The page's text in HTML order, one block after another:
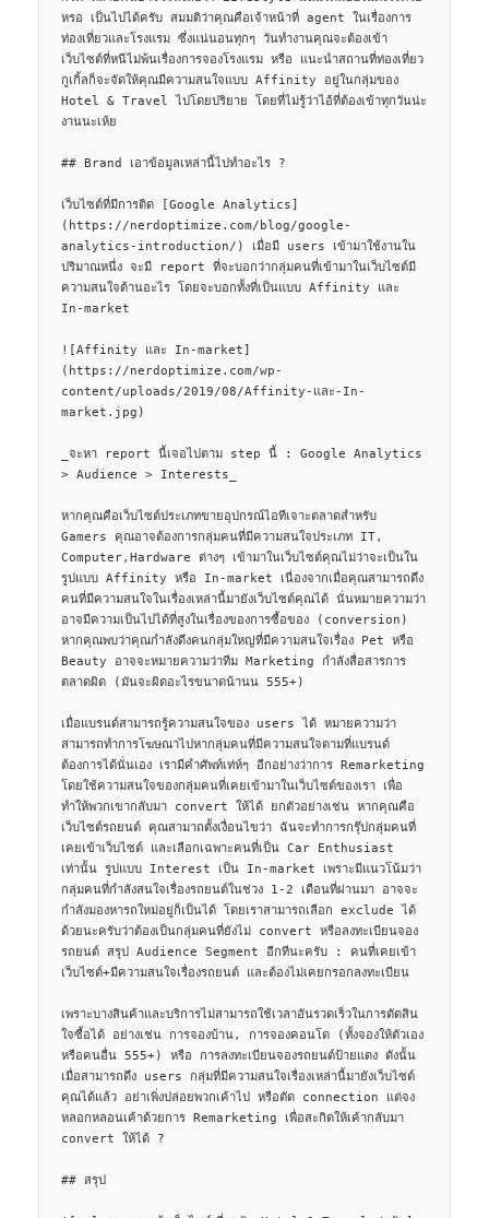
หรอ เป็นไปได้ครับ สมมติว่าคุณคือเจ้าหน้าที่ agent ในเรื่องการ
ท่องเที่ยวและโรงแรม ซึ่งแน่นอนทุกๆ วันทำงานคุณจะต้องเข้า
เว็บไซต์ที่หนีไม่พ้นเรื่องการจองโรงแรม หรือ แนะนำสถานที่ท่องเที่ยว
กูเกิ้ลก็จะจัดให้คุณมีความสนใจแบบ Affinity อยู่ในกลุ่มของ
Hotel & Travel ไปโดยปริยาย โดยที่ไม่รู้ว่าไอ้ที่ต้องเข้าทุกวันน่ะ
งานนะเห้ย
## Brand เอาข้อมูลเหล่านี้ไปทำอะไร ?
เว็บไซต์ที่มีการติด [Google Analytics]
(https://nerdoptimize.com/blog/google-
analytics-introduction/) เมื่อมี users เข้ามาใช้งานใน
ปริมาณหนึ่ง จะมี report ที่จะบอกว่ากลุ่มคนที่เข้ามาในเว็บไซต์มี
ความสนใจด้านอะไร โดยจะบอกทั้งที่เป็นแบบ Affinity และ
In-market
![Affinity และ In-market]
(https://nerdoptimize.com/wp-
content/uploads/2019/08/Affinity-และ-In-
market.jpg)
_จะหา report นี้เจอไปตาม step นี้ : Google Analytics
> Audience > Interests_
หากคุณคือเว็บไซต์ประเภทขายอุปกรณ์ไอทีเจาะตลาดสำหรับ
Gamers คุณอาจต้องการกลุ่มคนที่มีความสนใจประเภท IT,
Computer,Hardware ต่างๆ เข้ามาในเว็บไซต์คุณไม่ว่าจะเป็นใน
รูปแบบ Affinity หรือ In-market เนื่องจากเมื่อคุณสามารถดึง
คนที่มีความสนใจในเรื่องเหล่านี้มายังเว็บไซต์คุณได้ นั่นหมายความว่า
อาจมีความเป็นไปได้ที่สูงในเรื่องของการซื้อของ (conversion)
หากคุณพบว่าคุณกำลังดึงคนกลุ่มใหญ่ที่มีความสนใจเรื่อง Pet หรือ
Beauty อาจจะหมายความว่าทีม Marketing กำลังสื่อสารการ
ตลาดผิด (มันจะผิดอะไรขนาดน้านน 555+)
เมื่อแบรนด์สามารถรู้ความสนใจของ users ได้ หมายความว่า
สามารถทำการโฆษณาไปหากลุ่มคนที่มีความสนใจตามที่แบรนด์
ต้องการได้นั่นเอง เรามีคำศัพท์เท่ห์ๆ อีกอย่างว่าการ Remarketing
โดยใช้ความสนใจของกลุ่มคนที่เคยเข้ามาในเว็บไซต์ของเรา เพื่อ
ทำให้พวกเขากลับมา convert ให้ได้ ยกตัวอย่างเช่น หากคุณคือ
เว็บไซต์รถยนต์ คุณสามาถตั้งเงื่อนไขว่า ฉันจะทำการกรุ๊ปกลุ่มคนที่
เคยเข้าเว็บไซต์ และเลือกเฉพาะคนที่เป็น Car Enthusiast
เท่านั้น รูปแบบ Interest เป็น In-market เพราะมีแนวโน้มว่า
กลุ่มคนที่กำลังสนใจเรื่องรถยนต์ในช่วง 1-2 เดือนที่ผ่านมา อาจจะ
กำลังมองหารถใหม่อยู่ก็เป็นได้ โดยเราสามารถเลือก exclude ได้
ด้วยนะครับว่าต้องเป็นกลุ่มคนที่ยังไม่ convert หรือลงทะเบียนจอง
รถยนต์ สรุป Audience Segment อีกทีนะครับ : คนที่เคยเข้า
เว็บไซต์+มีความสนใจเรื่องรถยนต์ และต้องไม่เคยกรอกลงทะเบียน
เพราะบางสินค้าและบริการไม่สามารถใช้เวลาอันรวดเร็วในการตัดสิน
ใจซื้อได้ อย่างเช่น การจองบ้าน, การจองคอนโด (ทั้งจองให้ตัวเอง
หรือคนอื่น 555+) หรือ การลงทะเบียนจองรถยนต์ป้ายแดง ดังนั้น
เมื่อสามารถดึง users กลุ่มที่มีความสนใจเรื่องเหล่านี้มายังเว็บไซต์
คุณได้แล้ว อย่าเพิ่งปล่อยพวกเค้าไป หรือตัด connection แต่จง
หลอกหลอนเค้าด้วยการ Remarketing เพื่อสะกิดให้เค้ากลับมา
convert ให้ได้ ?
## สรุป